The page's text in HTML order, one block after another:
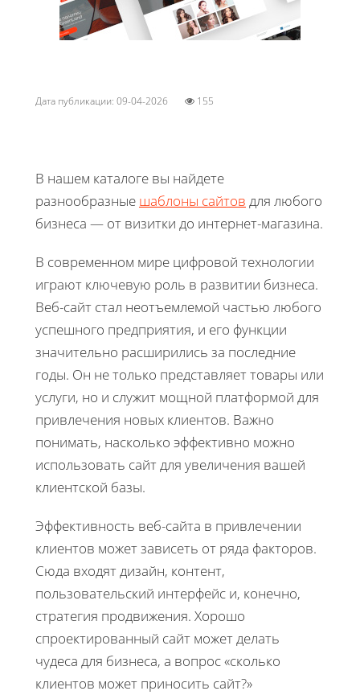
Дата публикации: 09-04-2026 155
В нашем каталоге вы найдете
разнообразные шаблоны сайтов для любого
бизнеса — от визитки до интернет-магазина.
В современном мире цифровой технологии
играют ключевую роль в развитии бизнеса.
Веб-сайт стал неотъемлемой частью любого
успешного предприятия, и его функции
значительно расширились за последние
годы. Он не только представляет товары или
услуги, но и служит мощной платформой для
привлечения новых клиентов. Важно
понимать, насколько эффективно можно
использовать сайт для увеличения вашей
клиентской базы.
Эффективность веб-сайта в привлечении
клиентов может зависеть от ряда факторов.
Сюда входят дизайн, контент,
пользовательский интерфейс и, конечно,
стратегия продвижения. Хорошо
спроектированный сайт может делать
чудеса для бизнеса, а вопрос «сколько
клиентов может приносить сайт?»